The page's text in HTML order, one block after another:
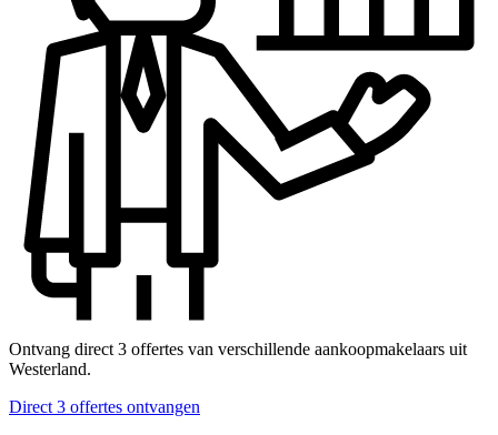
Ontvang direct 3 offertes van verschillende aankoopmakelaars uit
Westerland.
Direct 3 offertes ontvangen